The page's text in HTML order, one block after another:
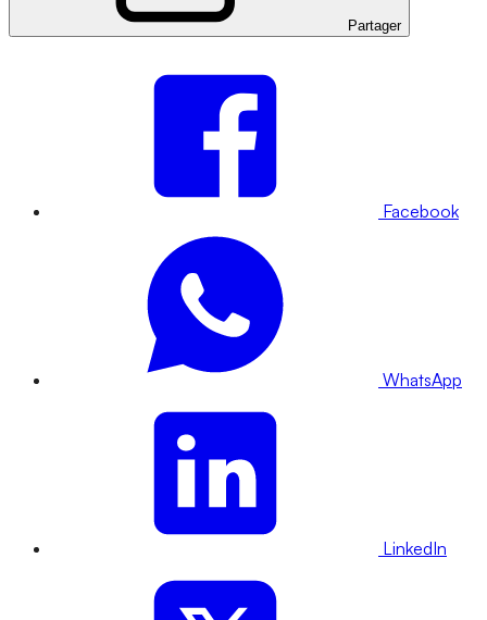
Partager
Facebook
WhatsApp
LinkedIn